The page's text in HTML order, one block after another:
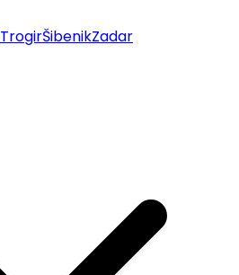
TrogirŠibenikZadar